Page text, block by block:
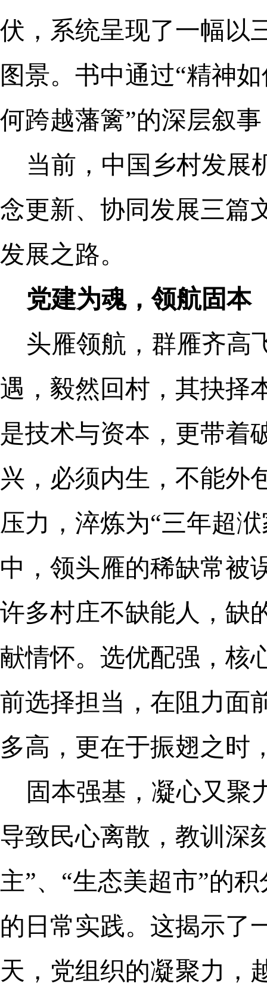
伏，系统呈现了一幅以
图景。书中通过“精神
何跨越藩篱”的深层叙
当前，中国乡村发展
念更新、协同发展三篇
发展之路。
党建为魂，领航固本
头雁领航，群雁齐高
遇，毅然回村，其抉择
是技术与资本，更带
兴，必须内生，不能外
压力，淬炼为“三年超
中，领头雁的稀缺常被
许多村庄不缺能人，缺
献情怀。选优配强，核
前选择担当，在阻力面
多高，更在于振翅之时
固本强基，凝心又聚
导致民心离散，教训深
主”、“生态美超市”的
的日常实践。这揭示了
天，党组织的凝聚力，